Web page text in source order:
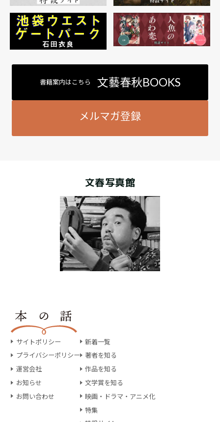
書籍案内はこちら 文藝春秋BOOKS
メルマガ登録
文春写真館
サイトポリシー
プライバシーポリシー
運営会社
お知らせ
お問い合わせ
新着一覧
著者を知る
作品を知る
文学賞を知る
映画・ドラマ・アニメ化
特集